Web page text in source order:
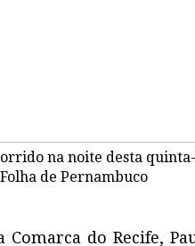
na noite desta
de Pernambuco
do Recife,